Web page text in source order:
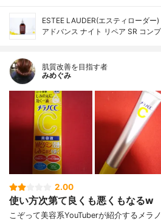
ESTEE LAUDER(エスティローダー)
アドバンス ナイト リペア SR コン
肌質改善を目指す者
みめぐみ
2.00
使い方次第て良くも悪くもなるw
こぞって美容系YouTuberが紹介するメラ